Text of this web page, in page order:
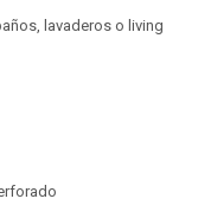
lavaderos o living